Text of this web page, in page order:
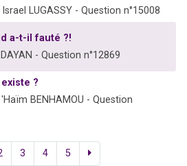
LUGASSY - Question n°15008
a-t-il fauté ?!
- Question n°12869
?
BENHAMOU - Question
3 4 5